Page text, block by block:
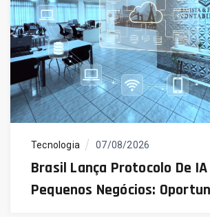
Tecnologia 07/08/2026
Brasil Lança Protocolo De
Pequenos Negócios: